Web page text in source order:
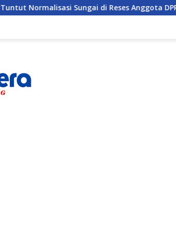
di Reses Anggota DPRD Parigi Moutong